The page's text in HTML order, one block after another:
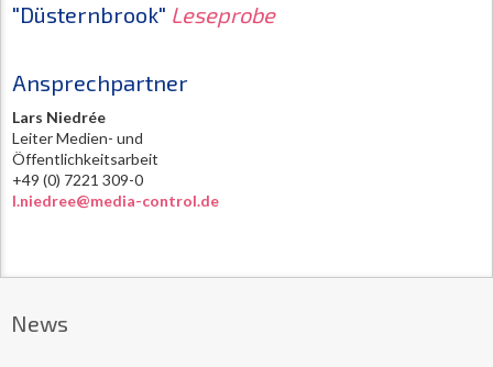
"Düsternbrook" Leseprobe
Ansprechpartner
Lars Niedrée
Leiter Medien- und
Öffentlichkeitsarbeit
+49 (0) 7221 309-0
l.niedree@media-control.de
News